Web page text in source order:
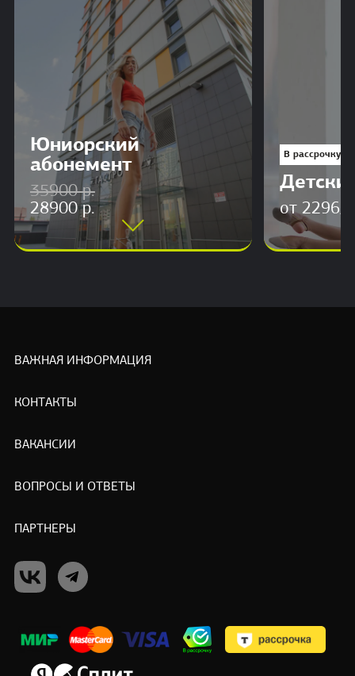
Юниорский
абонемент
35900 р.
28900 р.
В рассрочку
от 2296/
ВАЖНАЯ ИНФОРМАЦИЯ
КОНТАКТЫ
ВАКАНСИИ
ВОПРОСЫ И ОТВЕТЫ
ПАРТНЕРЫ